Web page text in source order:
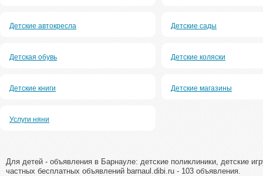
Детские автокресла Детские сады
Детская обувь Детские коляски
Детские книги Детские магазины
Услуги няни
Для детей - объявления в Барнауле: детские поликлиники, детские
частных бесплатных объявлений barnaul.dibi.ru - 103 объявления.